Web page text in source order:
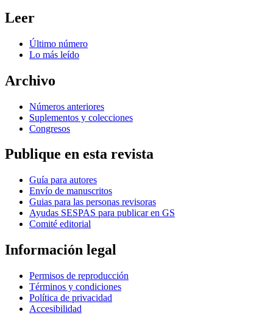
Leer
Último número
Lo más leído
Archivo
Números anteriores
Suplementos y colecciones
Congresos
Publique en esta revista
Guía para autores
Envío de manuscritos
Guias para las personas revisoras
Ayudas SESPAS para publicar en GS
Comité editorial
Información legal
Permisos de reproducción
Términos y condiciones
Política de privacidad
Accesibilidad